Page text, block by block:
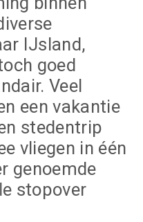
IJsland,
goed
Veel
een vakantie
stedentrip
vliegen in één
genoemde
stopover